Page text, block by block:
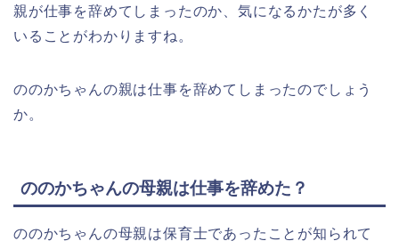
親が仕事を辞めてしまったのか、気になるかたが多く
いることがわかりますね。
ののかちゃんの親は仕事を辞めてしまったのでしょう
か。
ののかちゃんの母親は仕事を辞めた？
ののかちゃんの母親は保育士であったことが知られて